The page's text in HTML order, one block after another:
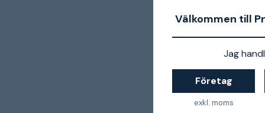
Välkommen till
Jag
Företag
exkl. moms